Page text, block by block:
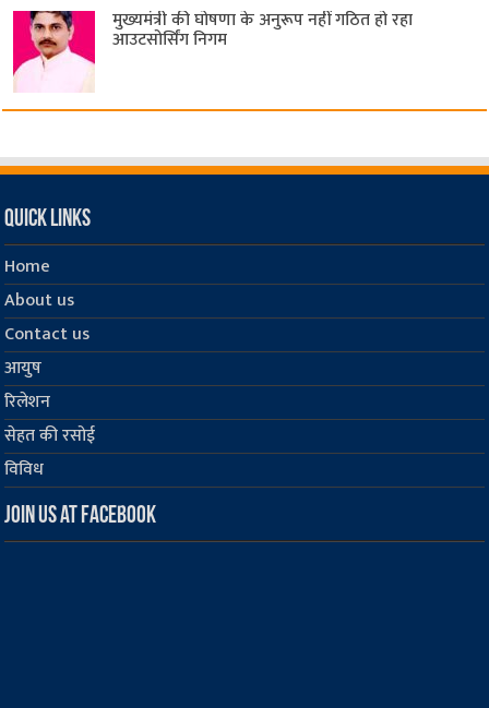
मुख्यमंत्री की घोषणा के अनुरूप नहीं गठित हो रहा
आउटसोर्सिंग निगम
Quick Links
Home
About us
Contact us
आयुष
रिलेशन
सेहत की रसोई
विविध
Join us at Facebook